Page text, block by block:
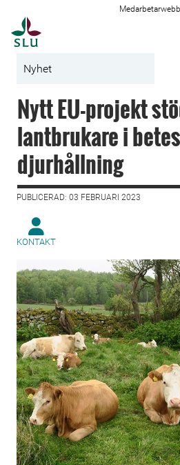
Nyhet
Nytt EU-projekt
lantbrukare i
djurhållning
PUBLICERAD: 03 FEBRUARI 2023
KONTAKT